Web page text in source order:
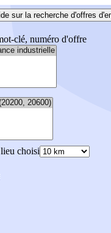
sur la recherche d'offres
clé, numéro d'offre
choisi